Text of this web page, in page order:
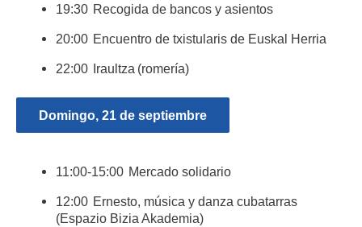
19:30 Recogida de bancos y asientos
20:00 Encuentro de txistularis de Euskal Herria
22:00 Iraultza (romería)
Domingo, 21 de septiembre
11:00-15:00 Mercado solidario
12:00 Ernesto, música y danza cubatarras
(Espazio Bizia Akademia)